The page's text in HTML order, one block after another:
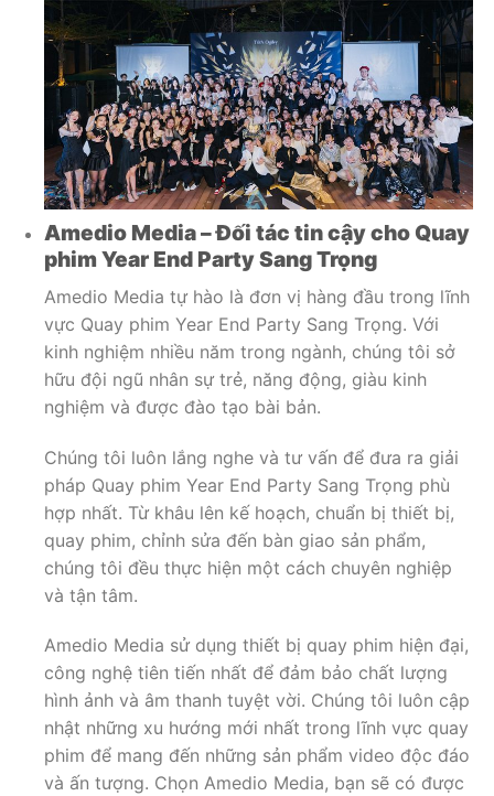
Amedio Media – Đối tác tin cậy cho Quay
phim Year End Party Sang Trọng
Amedio Media tự hào là đơn vị hàng đầu trong lĩnh
vực Quay phim Year End Party Sang Trọng. Với
kinh nghiệm nhiều năm trong ngành, chúng tôi sở
hữu đội ngũ nhân sự trẻ, năng động, giàu kinh
nghiệm và được đào tạo bài bản.
Chúng tôi luôn lắng nghe và tư vấn để đưa ra giải
pháp Quay phim Year End Party Sang Trọng phù
hợp nhất. Từ khâu lên kế hoạch, chuẩn bị thiết bị,
quay phim, chỉnh sửa đến bàn giao sản phẩm,
chúng tôi đều thực hiện một cách chuyên nghiệp
và tận tâm.
Amedio Media sử dụng thiết bị quay phim hiện đại,
công nghệ tiên tiến nhất để đảm bảo chất lượng
hình ảnh và âm thanh tuyệt vời. Chúng tôi luôn cập
nhật những xu hướng mới nhất trong lĩnh vực quay
phim để mang đến những sản phẩm video độc đáo
và ấn tượng. Chọn Amedio Media, bạn sẽ có được